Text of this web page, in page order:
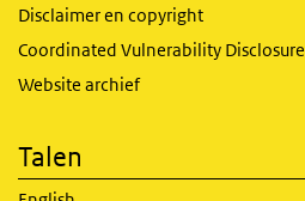
Disclaimer en copyright
Coordinated Vulnerability Disclosure
Website archief
Talen